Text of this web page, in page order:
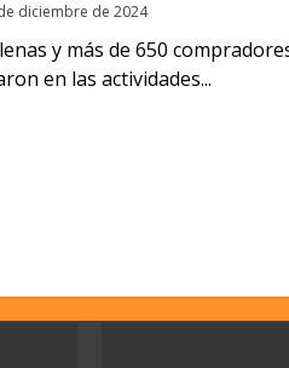
diciembre de 2024
y más de 650
en las actividades...